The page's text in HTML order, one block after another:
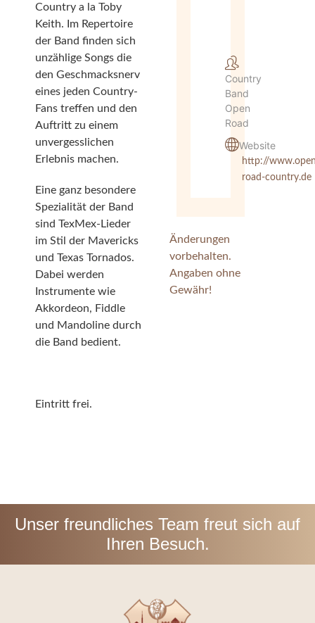
Country a la Toby
Keith. Im Repertoire
der Band finden sich
unzählige Songs die
den Geschmacksnerv
eines jeden Country-
Fans treffen und den
Auftritt zu einem
unvergesslichen
Erlebnis machen.
Eine ganz besondere
Spezialität der Band
sind TexMex-Lieder
im Stil der Mavericks
und Texas Tornados.
Dabei werden
Instrumente wie
Akkordeon, Fiddle
und Mandoline durch
die Band bedient.
Eintritt frei.
Country
Band
Open
Road
Website
http://
road-country.de
Änderungen
vorbehalten.
Angaben ohne
Gewähr!
Unser freundliches Team freut sich auf
Ihren Besuch.